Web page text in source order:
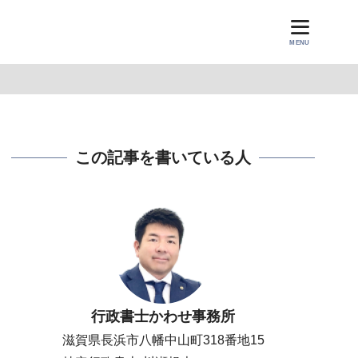
MENU
この記事を書いている人
行政書士かわせ事務所
滋賀県長浜市八幡中山町318番地15